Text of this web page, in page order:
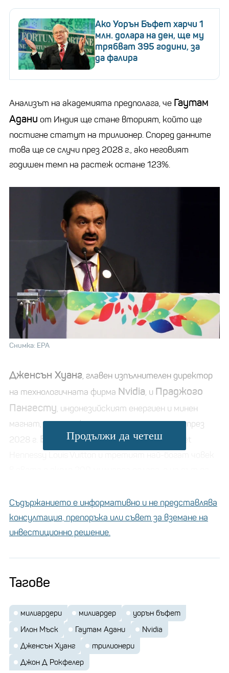
Ако Уорън Бъфет харчи 1
млн. долара на ден, ще му
трябват 395 години, за
да фалира
Анализът на академията предполага, че Гаутам
Адани от Индия ще стане вторият, който ще
постигне статут на трилионер. Според данните
това ще се случи през 2028 г., ако неговият
годишен темп на растеж остане 123%.
Снимка: EPA
Дженсън Хуанг, главен изпълнителен директор
на технологичната фирма Nvidia, и Праджого
Пангесту, индонезийският енергиен и минен
магнат, също може да станат трилионери през
2028 г. Бернар Арно, шефът на LVMH Moët
година катоМарк Зукърбърг, главният
изпълнителен директор на Meta.
Продължи да четеш
Съдържанието е информативно и не представлява
консултация, препоръка или съвет за вземане на
инвестиционно решение.
Тагове
милиардери милиардер
уорън бъфет
Илон Мъск
Гаутам Адани
Nvidia
Дженсън Хуанг
трилионери
Джон Д Рокфелер